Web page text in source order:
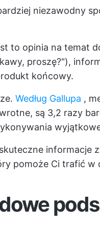
niezawodny
to opinia na temat
proszę?"),
końcowy.
Według Gallupa ,
są 3,2 razy
informacje
pomoże Ci trafić w